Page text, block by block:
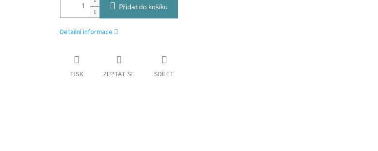
Přidat do košíku
Detailní informace
TISK ZEPTAT SE SDÍLET